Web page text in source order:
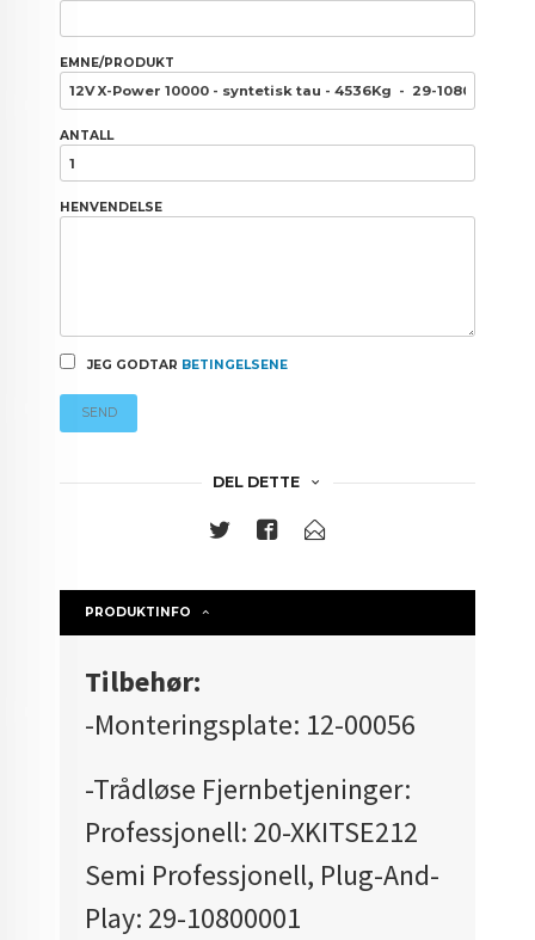
EMNE/PRODUKT
ANTALL
HENVENDELSE
JEG GODTAR BETINGELSENE
SEND
DEL DETTE
PRODUKTINFO
Tilbehør:
-Monteringsplate: 12-00056
-Trådløse Fjernbetjeninger:
Professjonell: 20-XKITSE212
Semi Professjonell, Plug-And-
Play: 29-10800001